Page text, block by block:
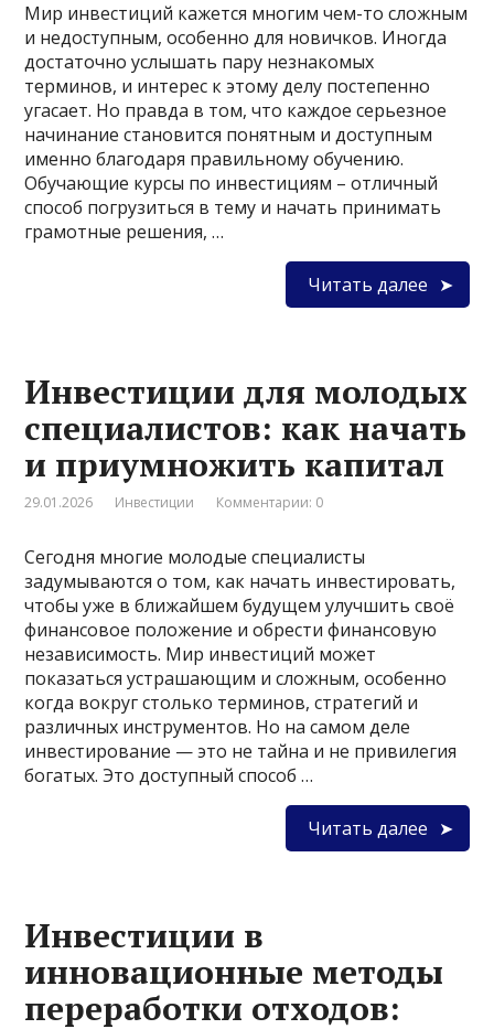
Мир инвестиций кажется многим чем-то сложным
и недоступным, особенно для новичков. Иногда
достаточно услышать пару незнакомых
терминов, и интерес к этому делу постепенно
угасает. Но правда в том, что каждое серьезное
начинание становится понятным и доступным
именно благодаря правильному обучению.
Обучающие курсы по инвестициям – отличный
способ погрузиться в тему и начать принимать
грамотные решения, …
Читать далее
Инвестиции для молодых
специалистов: как начать
и приумножить капитал
29.01.2026 Инвестиции Комментарии: 0
Сегодня многие молодые специалисты
задумываются о том, как начать инвестировать,
чтобы уже в ближайшем будущем улучшить своё
финансовое положение и обрести финансовую
независимость. Мир инвестиций может
показаться устрашающим и сложным, особенно
когда вокруг столько терминов, стратегий и
различных инструментов. Но на самом деле
инвестирование — это не тайна и не привилегия
богатых. Это доступный способ …
Читать далее
Инвестиции в
инновационные методы
переработки отходов: